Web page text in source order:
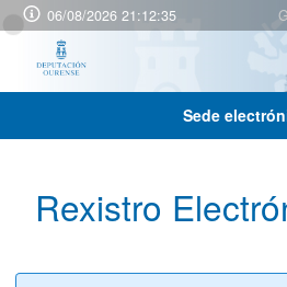
06/08/2026 21:12:36
Sede
Rexistro